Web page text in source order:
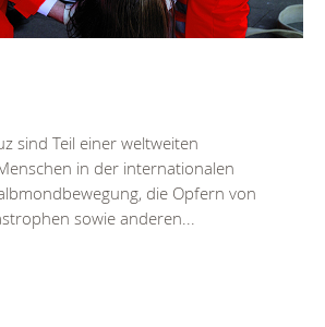
sind Teil einer weltweiten
in der internationalen
die Opfern von
sowie anderen...